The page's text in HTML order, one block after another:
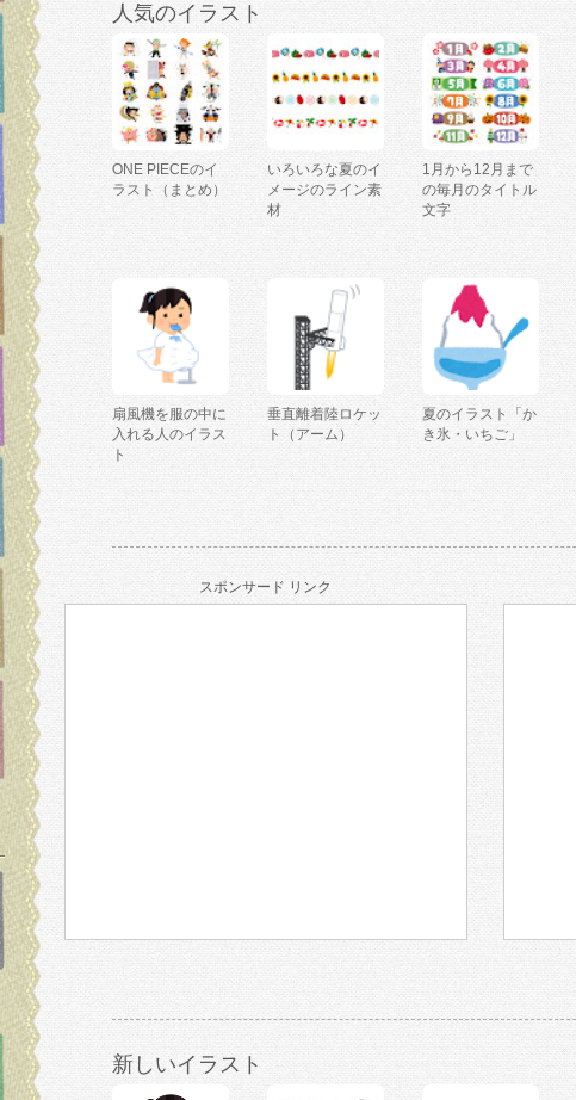
人気のイラスト
ONE PIECEのイ
ラスト（まとめ）
いろいろな夏のイ
メージのライン素
材
1月から12月まで
の毎月のタイトル
文字
扇風機を服の中に
入れる人のイラス
ト
垂直離着陸ロケッ
ト（アーム）
夏のイラスト「か
き氷・いちご」
スポンサード リンク
新しいイラスト